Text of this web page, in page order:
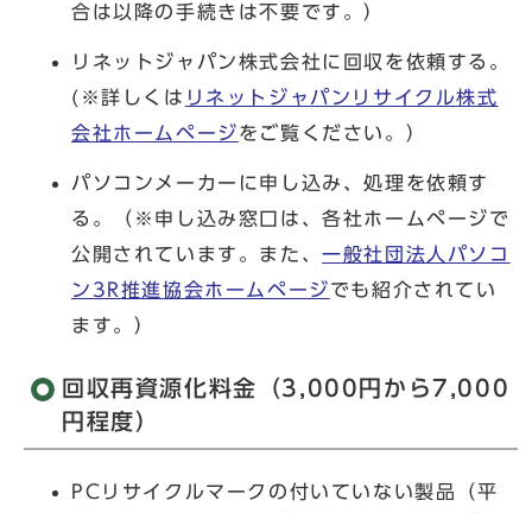
合は以降の手続きは不要です。）
リネットジャパン株式会社に回収を依頼する。
(※詳しくは リネットジャパンリサイクル株式
会社ホームページをご覧ください。）
パソコンメーカーに申し込み、処理を依頼す
る。（※申し込み窓口は、各社ホームページで
公開されています。また、一般社団法人パソコ
ン3R推進協会ホームページでも紹介されてい
ます。）
回収再資源化料金（3,000円から7,000
円程度）
PCリサイクルマークの付いていない製品（平